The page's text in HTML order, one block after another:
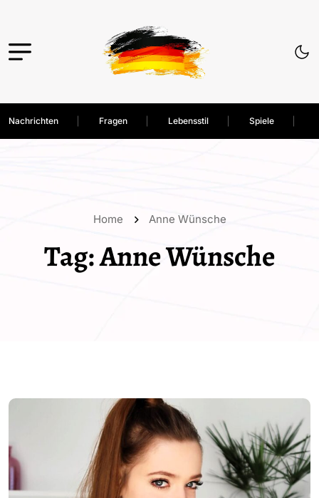
Nachrichten Fragen Lebensstil Spiele
Home Anne Wünsche
Tag:Anne Wünsche